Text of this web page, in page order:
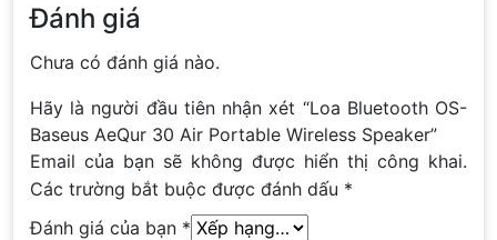
Đánh giá
Chưa có đánh giá nào.
Hãy là người đầu tiên nhận xét “Loa Bluetooth OS-
Baseus AeQur 30 Air Portable Wireless Speaker”
Email của bạn sẽ không được hiển thị công khai.
Các trường bắt buộc được đánh dấu *
Đánh giá của bạn *